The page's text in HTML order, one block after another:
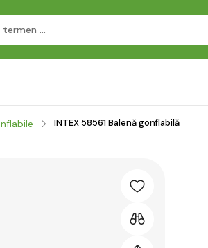
INTEX 58561 Balenă gonflabilă